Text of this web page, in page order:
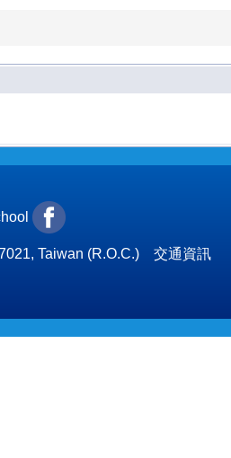
Taiwan (R.O.C.) 交通資訊